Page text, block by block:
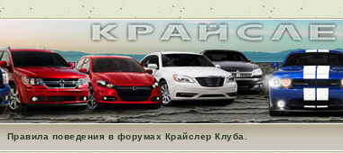
Правила поведения в форумах Крайслер Клуба.